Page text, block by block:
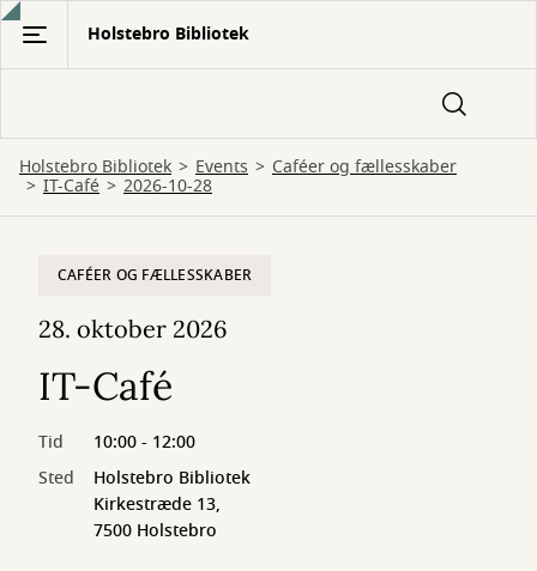
Gå
hovedindhold
Holstebro Bibliotek
Holstebro Bibliotek Events Caféer og fællesskaber
IT-Café 2026-10-28
CAFÉER OG FÆLLESSKABER
28. oktober 2026
IT-Café
Tid
10:00 - 12:00
Sted
Holstebro Bibliotek
Kirkestræde 13,
7500 Holstebro